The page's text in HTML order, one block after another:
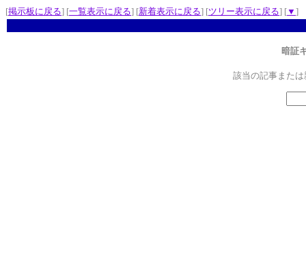
[掲示板に戻る] [一覧表示に戻る] [新着表示に戻る] [ツリー表示に戻る] [▼ ]
暗証
該当の記事また